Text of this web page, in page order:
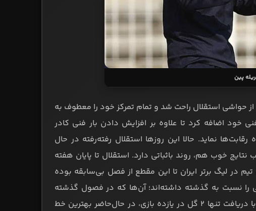
پین
از حواشی استقلال راحت شد و تمام تمرکز خود را معطوف به
خود اضافه کرد تا علاوه بر افزایش دادن بار فنی کادر
نماید. حالا این روزها استقلال رفته‌رفته در حال
خوب هم، روند باثباتی دارد. استقلال تا پایان هفته
در لیگ برتر ایران تا این مقطع از فصل بی‌سابقه بوده
نسبت به گذشته داشته‌اند؛ آن‌ها که در فصول گذشته
همواره مشکلات عدیده‌ای در خط دفاع خود داشتند، در این فصل با دریافت تنها 2 گل در یازده بازی، در حال‌حاضر بهترین خط